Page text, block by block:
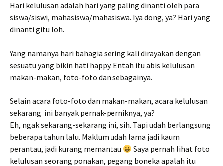
Hari kelulusan adalah hari yang paling dinanti oleh para
siswa/siswi, mahasiswa/mahasiswa. Iya dong, ya? Hari yang
dinanti gitu loh.
Yang namanya hari bahagia sering kali dirayakan dengan
sesuatu yang bikin hati happy. Entah itu abis kelulusan
makan-makan, foto-foto dan sebagainya.
Selain acara foto-foto dan makan-makan, acara kelulusan
sekarang ini banyak pernak-perniknya, ya?
Eh, ngak sekarang-sekarang ini, sih. Tapi udah berlangsung
beberapa tahun lalu. Maklum udah lama jadi kaum
perantau, jadi kurang memantau
Saya pernah lihat foto
kelulusan seorang ponakan, pegang boneka apalah itu